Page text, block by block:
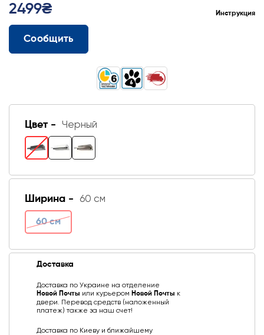
2499₴ Инструкция
Сообщить
Цвет - Черный
Ширина - 60 см
60 см
Доставка
Доставка по Украине на отделение
Новой Почты или курьером Новой Почты к
двери. Перевод средств (наложенный
платеж) также за наш счет!
Доставка по Киеву и ближайшему